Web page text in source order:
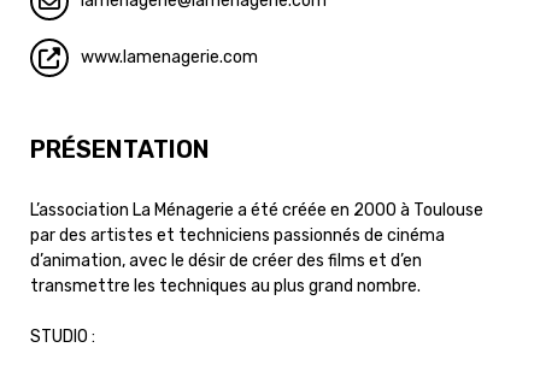
www.lamenagerie.com
PRÉSENTATION
L’association La Ménagerie a été créée en 2000 à Toulouse
par des artistes et techniciens passionnés de cinéma
d’animation, avec le désir de créer des films et d’en
transmettre les techniques au plus grand nombre.
STUDIO :